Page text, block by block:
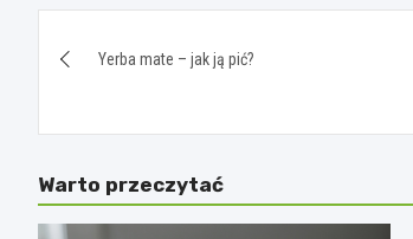
wpisu
Yerba mate – jak ją pić?
Warto przeczytać